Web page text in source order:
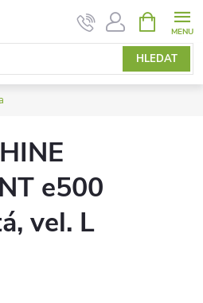
HLEDAT
NÁKUPNÍ
KOŠÍK
e500
vel. L